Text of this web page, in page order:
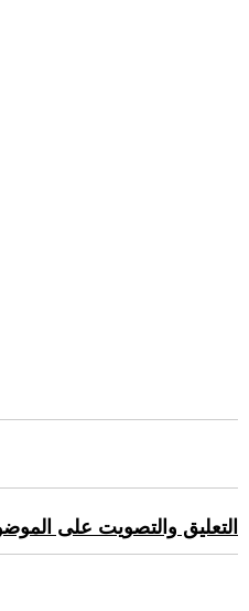
التعليق والتصويت على